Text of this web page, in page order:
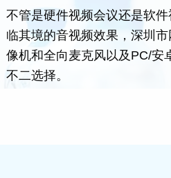
不管是硬件视频会议还是软
临其境的音视频效果，深圳
像机和全向麦克风以及PC/安
不二选择。